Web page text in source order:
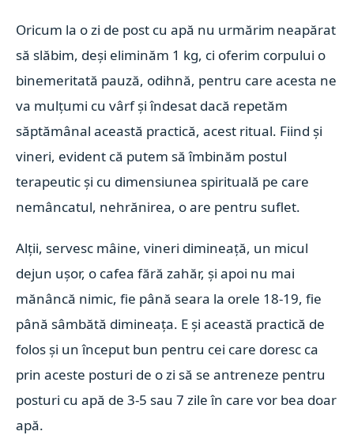
Oricum la o zi de post cu apă nu urmărim neapărat
să slăbim, deși eliminăm 1 kg, ci oferim corpului o
binemeritată pauză, odihnă, pentru care acesta ne
va mulțumi cu vârf și îndesat dacă repetăm
săptămânal această practică, acest ritual. Fiind și
vineri, evident că putem să îmbinăm postul
terapeutic și cu dimensiunea spirituală pe care
nemâncatul, nehrănirea, o are pentru suflet.
Alții, servesc mâine, vineri dimineață, un micul
dejun ușor, o cafea fără zahăr, și apoi nu mai
mănâncă nimic, fie până seara la orele 18-19, fie
până sâmbătă dimineața. E și această practică de
folos și un început bun pentru cei care doresc ca
prin aceste posturi de o zi să se antreneze pentru
posturi cu apă de 3-5 sau 7 zile în care vor bea doar
apă.